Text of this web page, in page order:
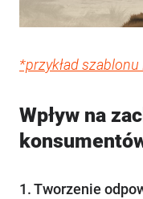
*przykład
Wpływ na
1. Tworzenie